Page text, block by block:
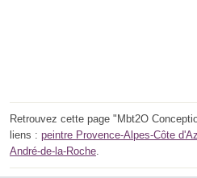
Retrouvez cette page "Mbt2O
liens : peintre Provence-Alpes-Côte
André-de-la-Roche